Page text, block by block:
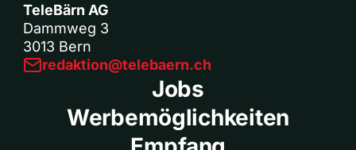
TeleBärn AG
Dammweg 3
3013 Bern
redaktion@telebaern.ch
Jobs
Werbemöglichkeiten